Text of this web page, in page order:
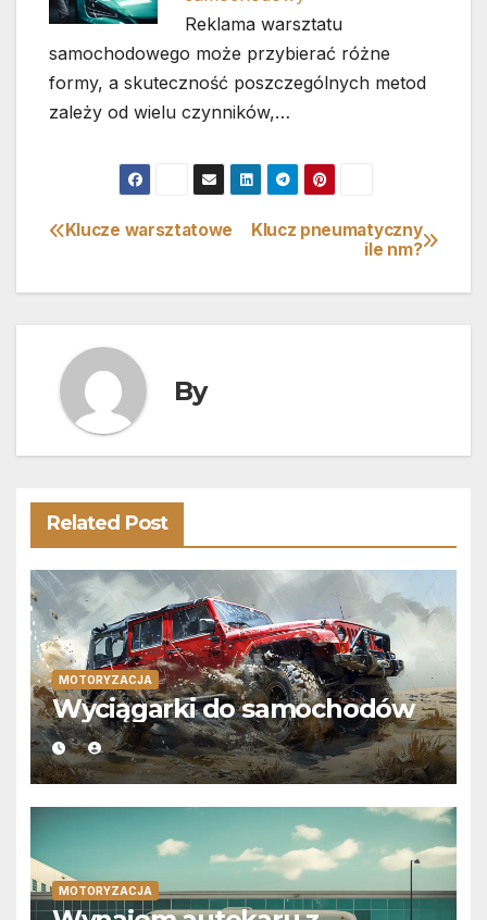
Reklama warsztatu
samochodowego może przybierać różne
formy, a skuteczność poszczególnych metod
zależy od wielu czynników,…
Nawigacja
wpisu
Klucz pneumatyczny
ile nm?
Klucze warsztatowe
By
Related Post
MOTORYZACJA
Wyciągarki do samochodów
MOTORYZACJA